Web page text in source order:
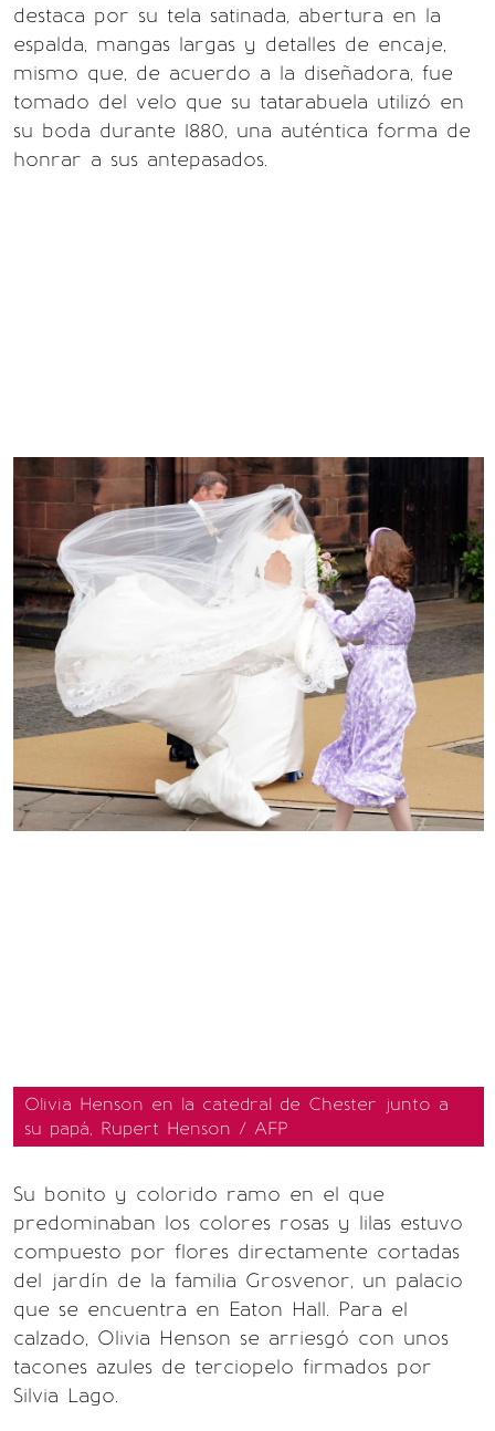
destaca por su tela satinada, abertura en la
espalda, mangas largas y detalles de encaje,
mismo que, de acuerdo a la diseñadora, fue
tomado del velo que su tatarabuela utilizó en
su boda durante 1880, una auténtica forma de
honrar a sus antepasados.
Olivia Henson en la catedral de Chester junto a
su papá, Rupert Henson / AFP
Su bonito y colorido ramo en el que
predominaban los colores rosas y lilas estuvo
compuesto por flores directamente cortadas
del jardín de la familia Grosvenor, un palacio
que se encuentra en Eaton Hall. Para el
calzado, Olivia Henson se arriesgó con unos
tacones azules de terciopelo firmados por
Silvia Lago.